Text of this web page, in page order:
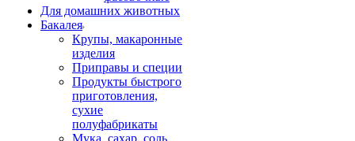
Для домашних животных
Бакалея
Крупы, макаронные
изделия
Приправы и специи
Продукты быстрого
приготовления,
сухие
полуфабрикаты
Мука, сахар, соль